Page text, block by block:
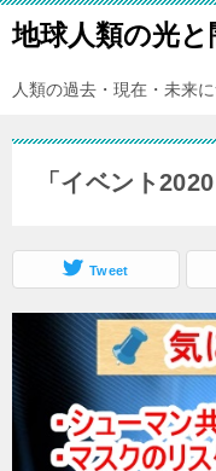
地球人類の光と
人類の過去・現在・未来
「イベント
Tweet